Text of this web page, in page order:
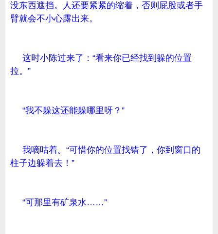
没东西遮挡。人还要紧紧的缩着，否则屁股或者手
臂就会不小心露出来。
这时小陈过来了：“看来你已经找到躲的位置
拉。”
“我不躲这还能躲哪里呀？”
我嘀咕着。“可惜你的位置找错了，你到窗口的
柱子边躲着去！”
“可那里有矿泉水……”